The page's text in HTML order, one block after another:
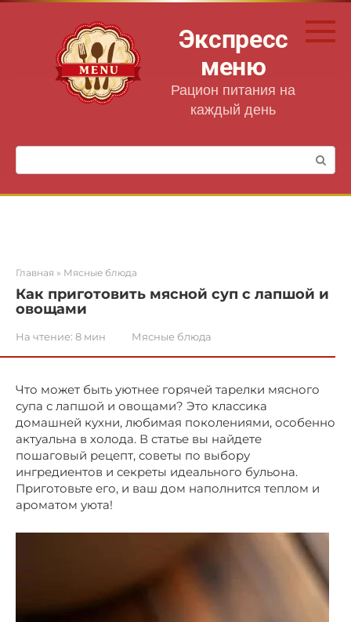
Перейти
Экспресс
меню
Рацион питания на
каждый день
Поиск:
Главная » Мясные блюда
Как приготовить мясной суп с лапшой и
овощами
На чтение: 8 мин Мясные блюда
Что может быть уютнее горячей тарелки мясного
супа с лапшой и овощами? Это классика
домашней кухни, любимая поколениями, особенно
актуальна в холода. В статье вы найдете
пошаговый рецепт, советы по выбору
ингредиентов и секреты идеального бульона.
Приготовьте его, и ваш дом наполнится теплом и
ароматом уюта!